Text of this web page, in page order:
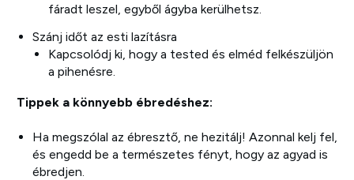
fáradt leszel, egyből ágyba kerülhetsz.
Szánj időt az esti lazításra
Kapcsolódj ki, hogy a tested és elméd felkészüljön
a pihenésre.
Tippek a könnyebb ébredéshez:
Ha megszólal az ébresztő, ne hezitálj! Azonnal kelj fel,
és engedd be a természetes fényt, hogy az agyad is
ébredjen.